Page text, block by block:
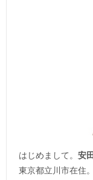
はじめまして。 安
東京都立川市在住。